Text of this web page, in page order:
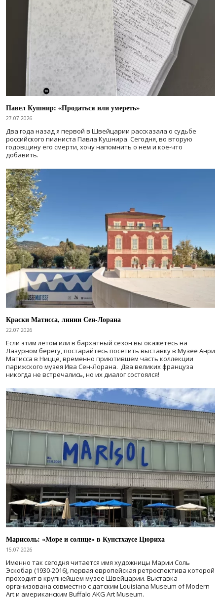
Павел Кушнир: «Продаться или умереть»
27.07.2026
Два года назад я первой в Швейцарии рассказала о судьбе
российского пианиста Павла Кушнира. Сегодня, во вторую
годовщину его смерти, хочу напомнить о нем и кое-что
добавить.
Краски Матисса, линии Сен-Лорана
22.07.2026
Если этим летом или в бархатный сезон вы окажетесь на
Лазурном берегу, постарайтесь посетить выставку в Музее Анри
Матисса в Ницце, временно приютившем часть коллекции
парижского музея Ива Сен-Лорана. Два великих француза
никогда не встречались, но их диалог состоялся!
Марисоль: «Море и солнце» в Кунстхаусе Цюриха
15.07.2026
Именно так сегодня читается имя художницы Марии Соль
Эскобар (1930-2016), первая европейская ретроспектива которой
проходит в крупнейшем музее Швейцарии. Выставка
организована совместно с датским Louisiana Museum of Modern
Art и американским Buffalo AKG Art Museum.